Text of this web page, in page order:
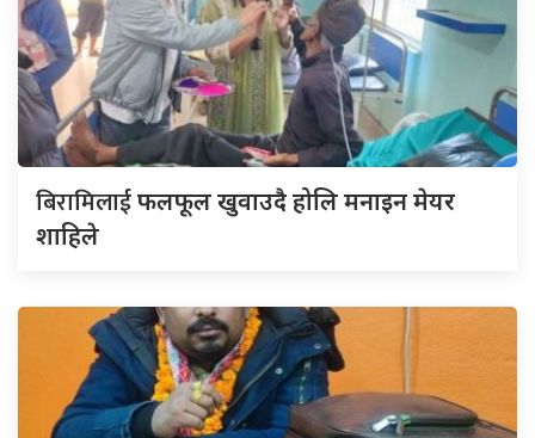
बिरामिलाईफलफूल खुवाउदै होलि मनाइन मेयर
शाहिले